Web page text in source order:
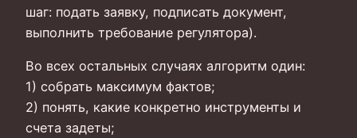
шаг: подать заявку, подписать документ,
выполнить требование регулятора).
Во всех остальных случаях алгоритм один:
1) собрать максимум фактов;
2) понять, какие конкретно инструменты и
счета задеты;